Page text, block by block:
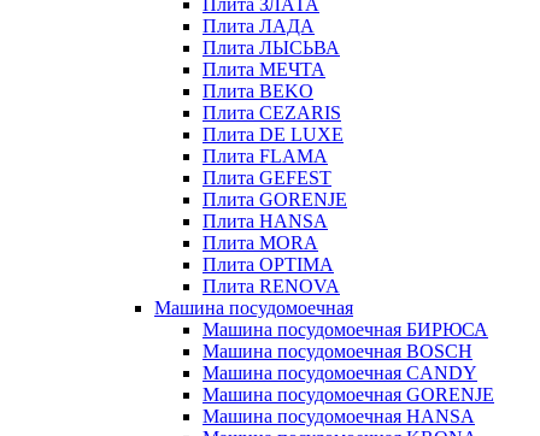
Плита ЗЛАТА
Плита ЛАДА
Плита ЛЫСЬВА
Плита МЕЧТА
Плита BEKO
Плита CEZARIS
Плита DE LUXE
Плита FLAMA
Плита GEFEST
Плита GORENJE
Плита HANSA
Плита MORA
Плита OPTIMA
Плита RENOVA
Машина посудомоечная
Машина посудомоечная БИРЮСА
Машина посудомоечная BOSCH
Машина посудомоечная CANDY
Машина посудомоечная GORENJE
Машина посудомоечная HANSA